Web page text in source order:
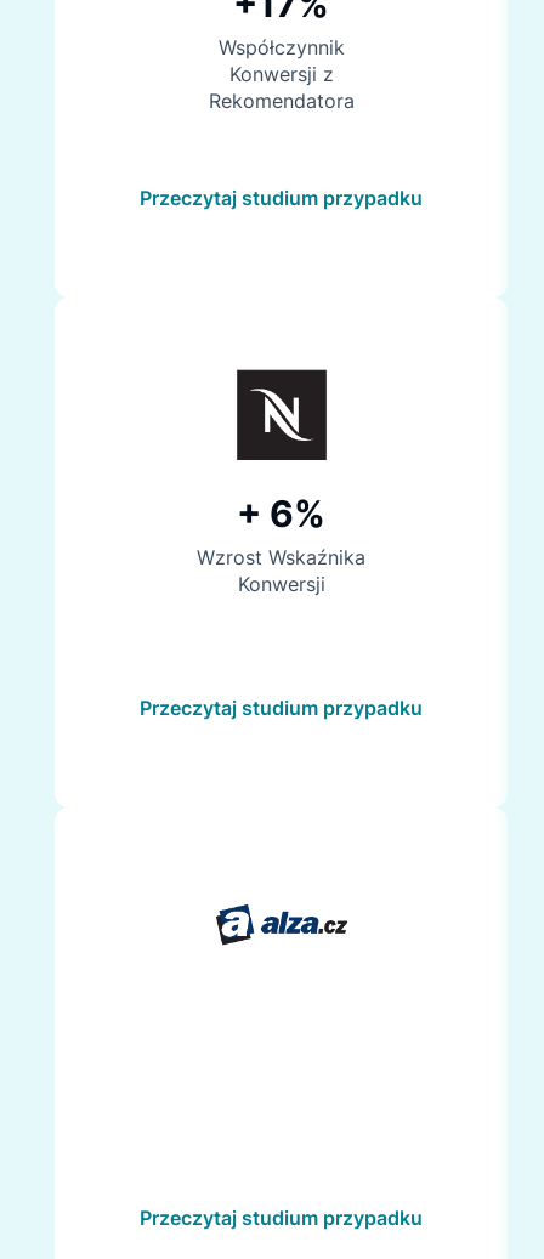
Współczynnik
Konwersji z
Rekomendatora
Przeczytaj studium przypadku
+ 6%
Wzrost Wskaźnika
Konwersji
Przeczytaj studium przypadku
Przeczytaj studium przypadku